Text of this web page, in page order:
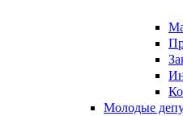
Молодые